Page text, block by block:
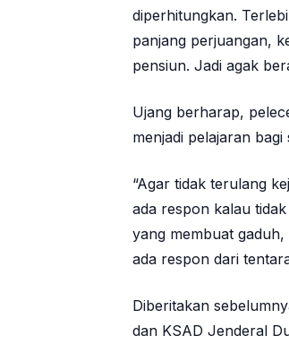
diperhitungkan.
panjang perjuangan,
pensiun. Jadi agak
Ujang berharap,
menjadi pelajaran
“Agar tidak terulang
ada respon kalau
yang membuat
ada respon dari
Diberitakan
dan KSAD Jenderal